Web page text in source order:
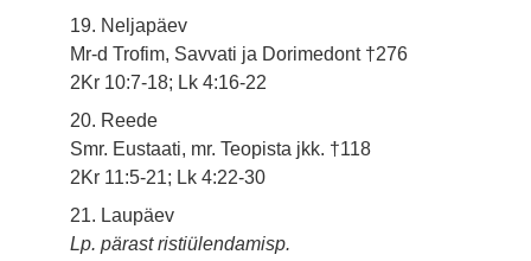
19. Neljapäev
Mr-d Trofim, Savvati ja Dorimedont †276
2Kr 10:7-18; Lk 4:16-22
20. Reede
Smr. Eustaati, mr. Teopista jkk. †118
2Kr 11:5-21; Lk 4:22-30
21. Laupäev
Lp. pärast ristiülendamisp.